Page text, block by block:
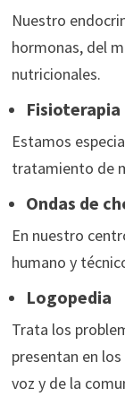
Nuestro
hormonas, del
nutricionales.
Fisioterapia
Estamos
tratamiento de
Ondas de
En nuestro
humano y
Logopedia
Trata los
presentan en
voz y de la